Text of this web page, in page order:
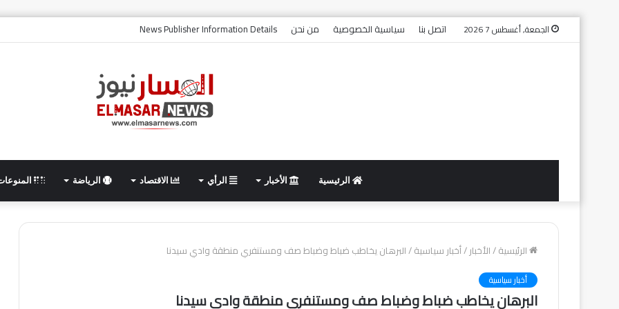
الجمعة, أغسطس 7 2026 اتصل بنا سياسية الخصوصية من نحن News Publisher Information Details
الرئيسية الأخبار الرأي الاقتصاد الرياضة
الرئيسية/الأخبار/أخبار سياسية/البرهان يخاطب ضباط وضباط صف ومستنفري منطقة وادي سيدنا
أخبار سياسية
البرهان يخاطب ضباط وضباط صف ومستنفري منطقة وادي سيدنا